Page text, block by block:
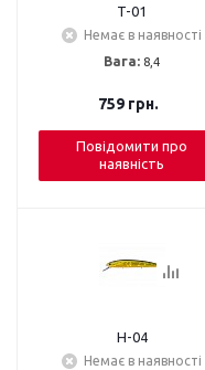
T-01
Немає в наявності
Вага: 8,4
759грн.
Повідомити про
наявність
H-04
Немає в наявності